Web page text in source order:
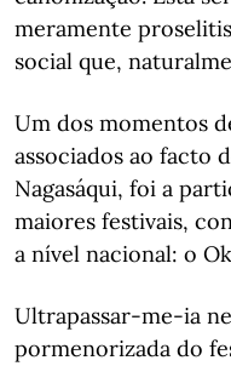
meramente
social que,
Um dos momentos
associados ao facto
Nagasáqui, foi a
maiores festivais,
a nível nacional: o
Ultrapassar-me-ia
pormenorizada do